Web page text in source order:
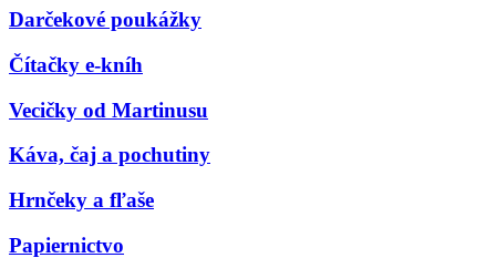
Darčekové poukážky
Čítačky e-kníh
Vecičky od Martinusu
Káva, čaj a pochutiny
Hrnčeky a fľaše
Papiernictvo